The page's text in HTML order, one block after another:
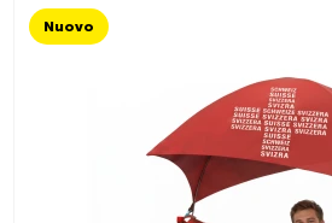
Nuovo